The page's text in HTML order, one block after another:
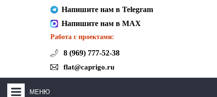
Напишите нам в Telegram
Напишите нам в MAX
Работа с проектами:
8 (969) 777-52-38
flat@caprigo.ru
МЕНЮ